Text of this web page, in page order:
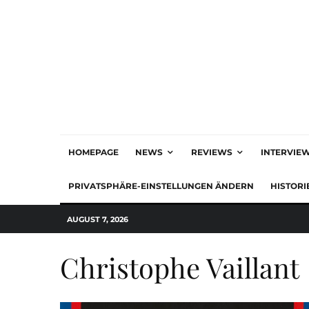
HOMEPAGE NEWS REVIEWS
PRIVATSPHÄRE-EINSTELLUNGEN ÄNDERN
AUGUST 7, 2026
Christophe Vaillant